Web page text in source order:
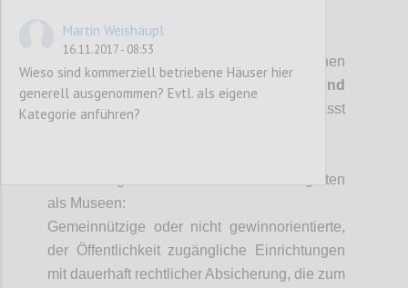
Geltungsbereich
Der Geltungsbereich der Umweltzeichen
Richtlinie „ Museen und
Ausstellungshäuser“ (UZ 208)
umfasst
an die Definition der ICOM gelten
als Museen:
Gemeinnützige oder nicht gewinnorientierte,
der Öffentlichkeit zugängliche Einrichtungen
mit dauerhaft rechtlicher Absicherung, die zum
Martin Weishäupl
16.11.2017 - 08:53
Wieso sind kommerziell betriebene Häuser hier
generell ausgenommen? Evtl. als eigene
Kategorie anführen?